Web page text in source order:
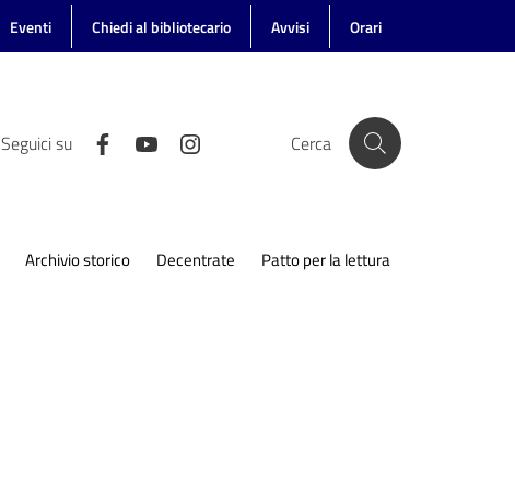
Eventi Chiedi al bibliotecario Avvisi Orari
Seguici su Cerca
Archivio storico Decentrate Patto per la lettura